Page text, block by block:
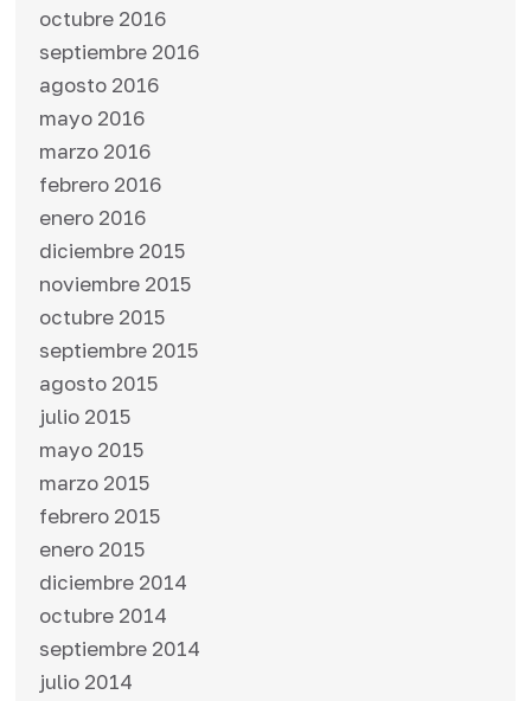
octubre 2016
septiembre 2016
agosto 2016
mayo 2016
marzo 2016
febrero 2016
enero 2016
diciembre 2015
noviembre 2015
octubre 2015
septiembre 2015
agosto 2015
julio 2015
mayo 2015
marzo 2015
febrero 2015
enero 2015
diciembre 2014
octubre 2014
septiembre 2014
julio 2014